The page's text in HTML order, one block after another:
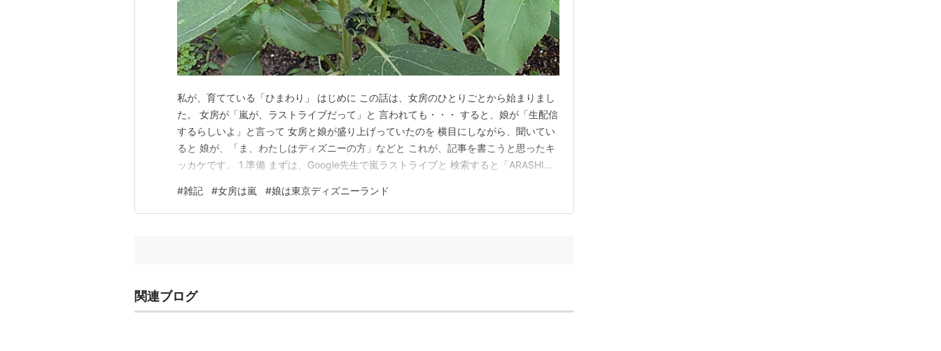
私が、育てている「ひまわり」 はじめに この話は、女房のひとりごとから始まりまし
た。 女房が「嵐が、ラストライブだって」と 言われても・・・ すると、娘が「生配信
するらしいよ」と言って 女房と娘が盛り上げっていたのを 横目にしながら、聞いてい
ると 娘が、「ま、わたしはディズニーの方」などと これが、記事を書こうと思ったキ
ッカケです。 1.準備 まずは、Google先生で嵐ラストライブと 検索すると「ARASHI
画像を再生してみてカクつきや、音源に 雑音がないか確認します。 そして、パソコン
で視聴するの…
#雑記 #女房は嵐 #娘は東京ディズニーランド
関連ブログ